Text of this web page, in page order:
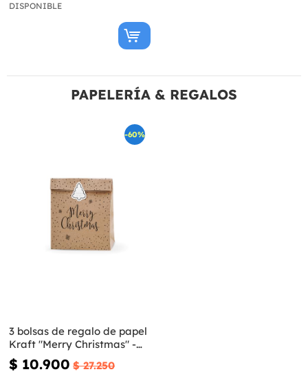
DISPONIBLE
PAPELERÍA & REGALOS
-60%
3 bolsas de regalo de papel
Kraft "Merry Christmas" -
Merry Xmas Collection
$ 10.900 $ 27.250